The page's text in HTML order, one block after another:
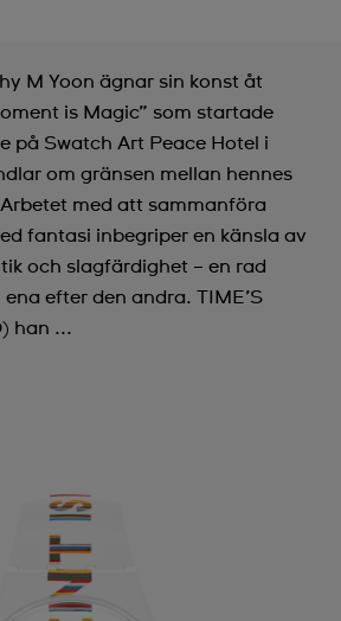
M Yoon ägnar sin konst åt
is Magic” som startade
på Swatch Art Peace Hotel i
om gränsen mellan hennes
med att sammanföra
fantasi inbegriper en känsla av
och slagfärdighet – en rad
efter den andra. TIME’S
han ...